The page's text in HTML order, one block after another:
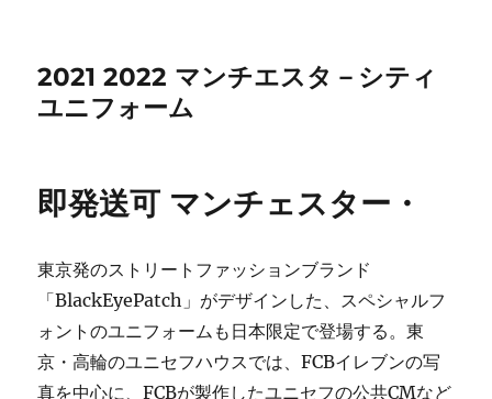
2021 2022 マンチエスタ－シティ
ユニフォーム
即発送可 マンチェスター・
東京発のストリートファッションブランド
「BlackEyePatch」がデザインした、スペシャルフ
ォントのユニフォームも日本限定で登場する。東
京・高輪のユニセフハウスでは、FCBイレブンの写
真を中心に、FCBが製作したユニセフの公共CMなど